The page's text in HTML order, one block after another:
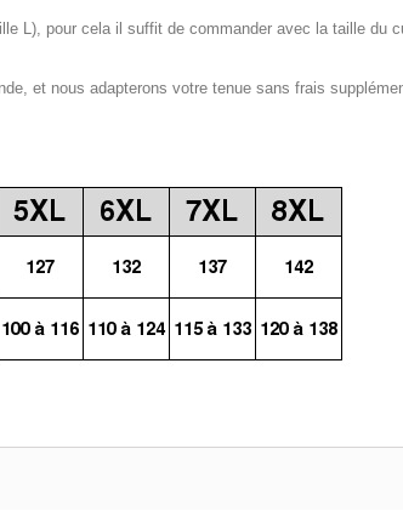
L), pour cela il suffit de commander avec la taille du
et nous adapterons votre tenue sans frais